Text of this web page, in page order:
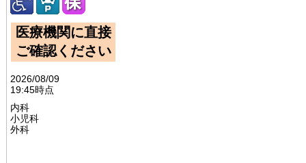
医療機関に直接
ご確認ください
2026/08/09
19:45時点
内科
小児科
外科